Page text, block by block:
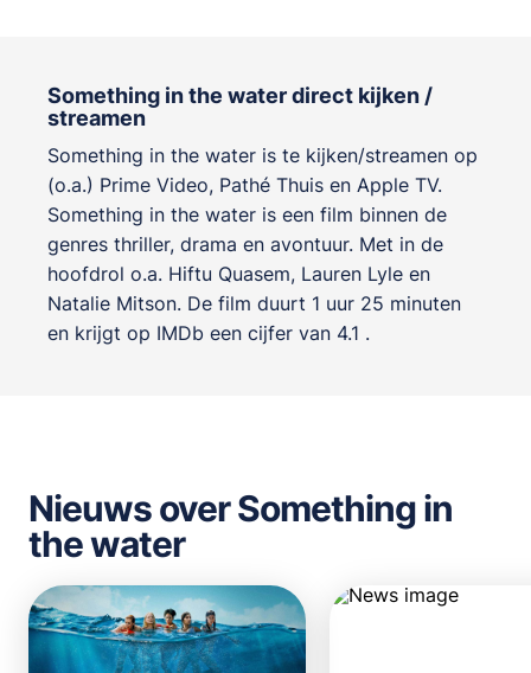
Something in the water direct kijken /
streamen
Something in the water is te kijken/streamen op
(o.a.) Prime Video, Pathé Thuis en Apple TV.
Something in the water is een film binnen de
genres thriller, drama en avontuur. Met in de
hoofdrol o.a. Hiftu Quasem, Lauren Lyle en
Natalie Mitson. De film duurt 1 uur 25 minuten
en krijgt op IMDb een cijfer van 4.1 .
Nieuws over Something in
the water